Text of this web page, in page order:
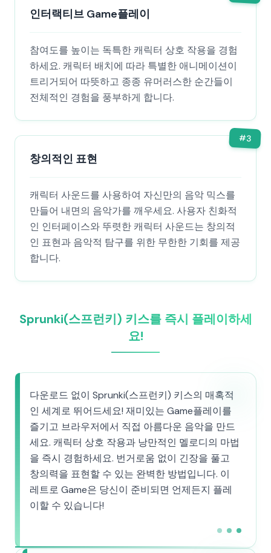
인터랙티브 Game플레이
참여도를 높이는 독특한 캐릭터 상호 작용을 경험
하세요. 캐릭터 배치에 따라 특별한 애니메이션이
트리거되어 따뜻하고 종종 유머러스한 순간들이
전체적인 경험을 풍부하게 합니다.
#3
창의적인 표현
캐릭터 사운드를 사용하여 자신만의 음악 믹스를
만들어 내면의 음악가를 깨우세요. 사용자 친화적
인 인터페이스와 뚜렷한 캐릭터 사운드는 창의적
인 표현과 음악적 탐구를 위한 무한한 기회를 제공
합니다.
Sprunki(스프런키) 키스를 즉시 플레이하세
요!
다운로드 없이 Sprunki(스프런키) 키스의 매혹적
인 세계로 뛰어드세요! 재미있는 Game플레이를
즐기고 브라우저에서 직접 아름다운 음악을 만드
세요. 캐릭터 상호 작용과 낭만적인 멜로디의 마법
을 즉시 경험하세요. 번거로움 없이 긴장을 풀고
창의력을 표현할 수 있는 완벽한 방법입니다. 이
레트로 Game은 당신이 준비되면 언제든지 플레
이할 수 있습니다!